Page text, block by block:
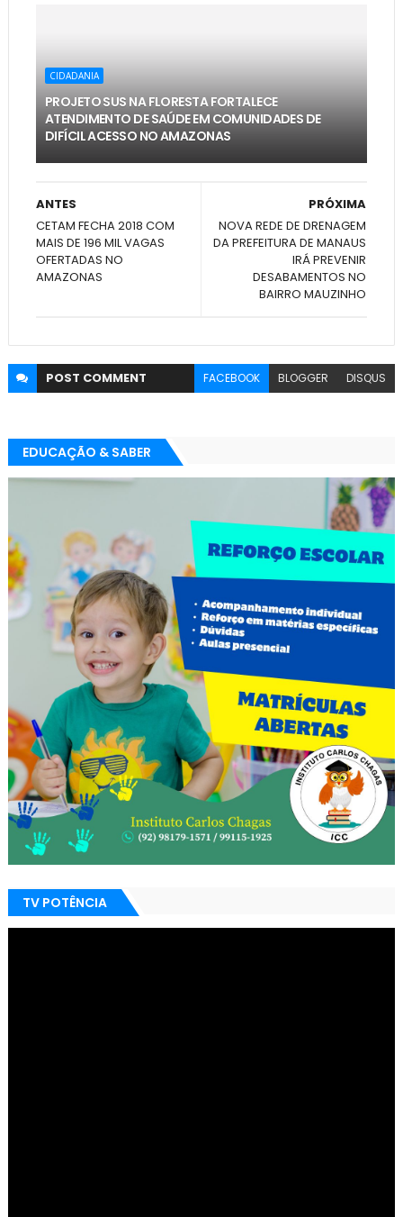
CIDADANIA
PROJETO SUS NA FLORESTA FORTALECE
ATENDIMENTO DE SAÚDE EM COMUNIDADES DE
DIFÍCIL ACESSO NO AMAZONAS
PRÓXIMA
NOVA REDE DE DRENAGEM
DA PREFEITURA DE MANAUS
IRÁ PREVENIR
DESABAMENTOS NO
BAIRRO MAUZINHO
ANTES
CETAM FECHA 2018 COM
MAIS DE 196 MIL VAGAS
OFERTADAS NO
AMAZONAS
POST COMMENT FACEBOOK BLOGGER DISQUS
EDUCAÇÃO & SABER
TV POTÊNCIA